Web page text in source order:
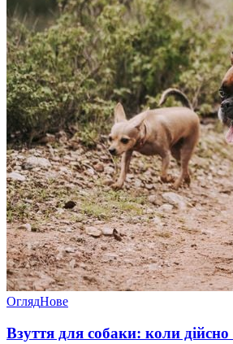
ОглядНове
Взуття для собаки: коли дійсно